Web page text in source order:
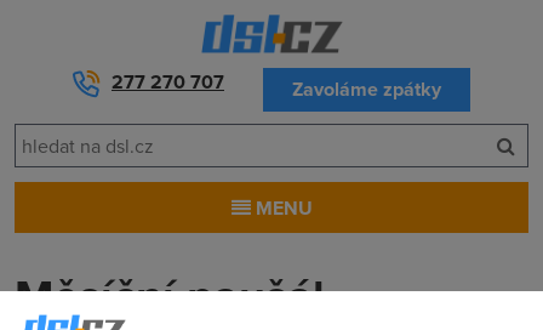
277 270 707 Zavoláme zpátky
MENU
Měsíční paušál